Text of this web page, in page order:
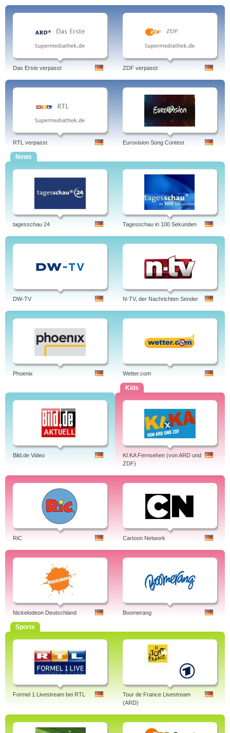
Das Erste verpasst ZDF verpasst
RTL verpasst Eurovision Song Contest
News
tagesschau 24 Tagesschau in 100 Sekunden
DW-TV N-TV, der Nachrichten Sender
Phoenix Wetter.com
Bild.de Video
Kids
KI.KA Fernsehen (von ARD und
ZDF)
RiC Cartoon Network
Nickelodeon Deutschland Boomerang
Sports
Formel 1 Livestream bei RTL
Tour de France Livestream
(ARD)